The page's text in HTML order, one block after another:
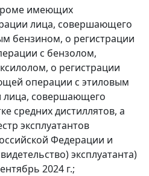
имеющих
лица, совершающего
бензином, о регистрации
с бензолом,
о регистрации
операции с этиловым
лица, совершающего
средних дистиллятов, а
эксплуатантов
Федерации и
эксплуатанта)
2024 г.;